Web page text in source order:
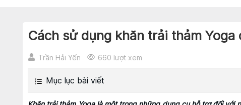
Cách sử dụng khăn trải thảm
Trần Hải Yến 660 lượt xem
Mục lục bài viết